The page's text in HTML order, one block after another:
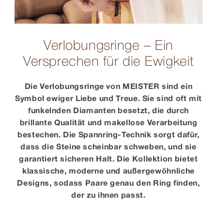
Verlobungsringe – Ein
Versprechen für die Ewigkeit
Die Verlobungsringe von MEISTER sind ein
Symbol ewiger Liebe und Treue. Sie sind oft mit
funkelnden Diamanten besetzt, die durch
brillante Qualität und makellose Verarbeitung
bestechen. Die Spannring-Technik sorgt dafür,
dass die Steine scheinbar schweben, und sie
garantiert sicheren Halt. Die Kollektion bietet
klassische, moderne und außergewöhnliche
Designs, sodass Paare genau den Ring finden,
der zu ihnen passt.